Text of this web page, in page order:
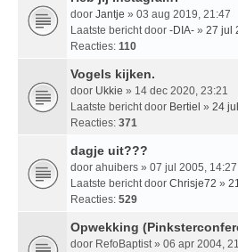
door Jantje » 03 aug 2019, 21:47
Laatste bericht door -DIA- » 27 jul
Reacties: 110
Vogels kijken.
door Ukkie » 14 dec 2020, 23:21
Laatste bericht door Bertiel » 24
Reacties: 371
dagje uit???
door ahuibers » 07 jul 2005, 14:27
Laatste bericht door Chrisje72 »
Reacties: 529
Opwekking
door RefoBaptist » 06 apr 2004,